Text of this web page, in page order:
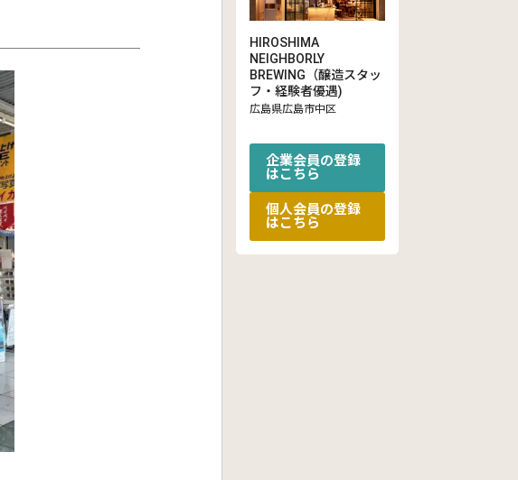
HIROSHIMA
NEIGHBORLY
BREWING（醸造スタッ
フ・経験者優遇)
広島県広島市中区
企業会員の登録
はこちら
個人会員の登録
はこちら